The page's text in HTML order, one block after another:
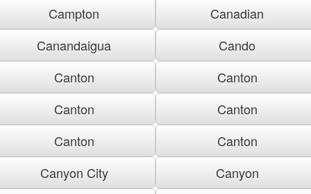
Campton
Canadian
Canandaigua
Cando
Canton
Canton
Canton
Canton
Canton
Canton
Canyon City
Canyon